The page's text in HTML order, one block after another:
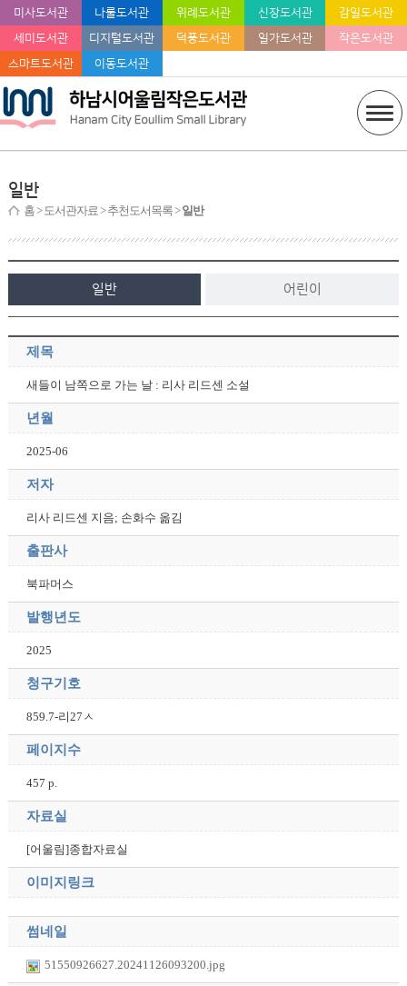
미사도서관 나룰도서관 위례도서관 신장도서관
감일도서관
세미도서관
디지털도서관 덕풍도서관 일가도서관
작은도서관
스마트도서관
이동도서관
일반
홈> 도서관자료 > 추천도서목록 >일반
일반 어린이
제목
새들이 남쪽으로 가는 날 : 리사 리드센 소설
년월
2025-06
저자
리사 리드센 지음; 손화수 옮김
출판사
북파머스
발행년도
2025
청구기호
859.7-리27ㅅ
페이지수
457 p.
자료실
[어울림]종합자료실
이미지링크
썸네일
51550926627.20241126093200.jpg